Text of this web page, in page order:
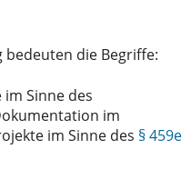
die Begriffe:
im Sinne des
im
im Sinne des § 459e